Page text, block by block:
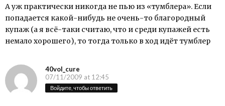
А уж практически никогда не пью из «тумблера». Если
попадается какой-нибудь не очень-то благородный
купаж (а я всё-таки считаю, что и среди купажей есть
немало хорошего), то тогда только в ход идёт тумблер
40vol_cure
07/11/2009 at 12:45
Войдите, чтобы ответить